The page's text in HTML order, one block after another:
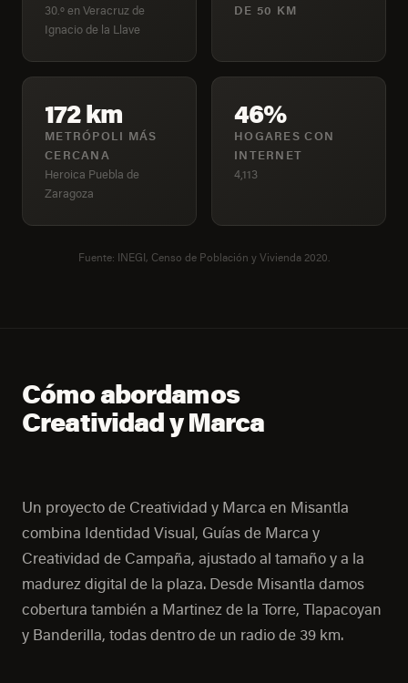
30.º en Veracruz de
Ignacio de la Llave
DE 50 KM
172 km
METRÓPOLI MÁS
CERCANA
Heroica Puebla de
Zaragoza
46%
HOGARES CON
INTERNET
4,113
Fuente: INEGI, Censo de Población y Vivienda 2020.
Cómo abordamos
Creatividad y Marca
Un proyecto de Creatividad y Marca en Misantla
combina Identidad Visual, Guías de Marca y
Creatividad de Campaña, ajustado al tamaño y a la
madurez digital de la plaza. Desde Misantla damos
cobertura también a Martinez de la Torre, Tlapacoyan
y Banderilla, todas dentro de un radio de 39 km.